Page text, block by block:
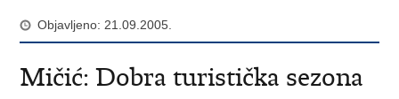
Objavljeno: 21.09.2005.
Mičić: Dobra turistička sezona